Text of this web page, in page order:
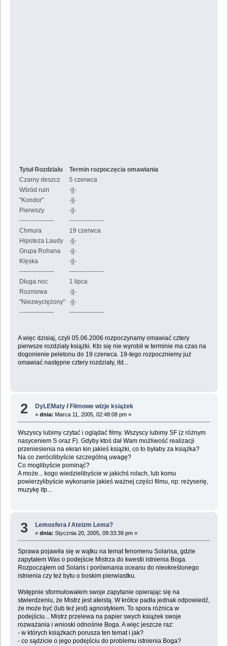
Tytuł Rozdziału
Termin rozpoczęcia omawiania
Czarny deszcz
5 czerwca
Wśród ruin
-||-
"Kondor"
-||-
Pierwszy
-||-
-----------------
-----------------
Chmura
19 czerwca
Hipoteza Laudy
-||-
Grupa Rohana
-||-
Klęska
-||-
-----------------
-----------------
Długa noc
1 lipca
Rozmowa
-||-
"Niezwyciężony" -||-
-----------------
-----------------
A więc dzisiaj, czyli 05.06.2006 rozpoczynamy omawiać cztery
pierwsze rozdziały książki. Kto się nie wyrobił w terminie ma czas na
dogonienie peletonu do 19 czerwca. 19-tego rozpoczniemy już
omawiać następne cztery rozdziały, itd...
2 DyLEMaty /Filmowe wizje książek
«dnia: Marca 11, 2005, 02:48:08 pm »
Wszyscy lubimy czytać i oglądać filmy. Wszyscy lubimy SF (z różnym
nasyceniem S oraz F). Gdyby ktoś dał Wam możliwość realizacji
przeniesienia na ekran kin jakieś książki, co to byłaby za książka?
Na co zwrócilibyście szczególną uwagę?
Co moglibyście pominąć?
A może... kogo wiedzielibyście w jakichś rolach, lub komu
powierzylibyście wykonanie jakieś ważnej części filmu, np: reżyserię,
muzykę itp...
3 Lemosfera /Ateizm Lema?
«dnia: Stycznia 20, 2005, 09:33:39 pm »
Sprawa pojawiła się w wątku na temat fenomenu Solarisa, gdzie
zapytałem Was o podejście Mistrza do kwestii istnienia Boga.
Rozpocząłem od Solaris i porównania oceanu do nieokreślonego
istnienia czy też bytu o boskim pierwiastku.
Wstępnie sformułowałem swoje zapytanie opierając się na
stwierdzeniu, że Mistrz jest ateistą. W krótce padła jednak odpowiedź,
że może być (lub też jest) agnostykiem. To spora różnica w
podejściu... Mistrz przelewa na papier swych książek swoje
rozważania i wnioski odnośnie Boga. A więc jeszcze raz:
- w których książkach porusza ten temat i jak?
- co sądzicie o jego podejściu do problemu istnienia Boga?